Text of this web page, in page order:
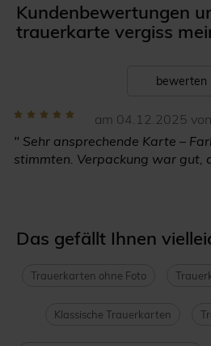
Kundenbewertungen
trauerkarte vergiss
bewerten
am 04.12.2025
" Sehr ansprechende Karte –
stimmten. Verpackung war gut,
Das gefällt Ihnen
Trauerkarten ohne Foto
Klassische Trauerkarten